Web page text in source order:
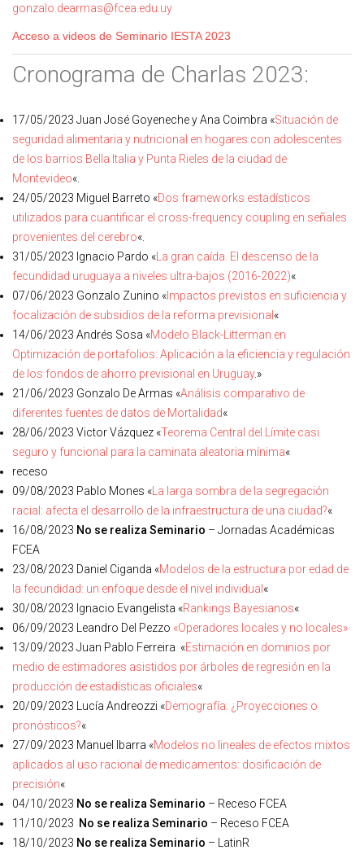
gonzalo.dearmas@fcea.edu.uy
Acceso a videos de Seminario IESTA 2023
Cronograma de Charlas 2023:
17/05/2023 Juan José Goyeneche y Ana Coimbra «Situación de
seguridad alimentaria y nutricional en hogares con adolescentes
de los barrios Bella Italia y Punta Rieles de la ciudad de
Montevideo«.
24/05/2023 Miguel Barreto «Dos frameworks estadísticos
utilizados para cuantificar el cross-frequency coupling en señales
provenientes del cerebro«.
31/05/2023 Ignacio Pardo « La gran caída. El descenso de la
fecundidad uruguaya a niveles ultra-bajos (2016-2022)«
07/06/2023 Gonzalo Zunino « Impactos previstos en suficiencia y
focalización de subsidios de la reforma previsional «
14/06/2023 Andrés Sosa «Modelo Black-Litterman en
Optimización de portafolios: Aplicación a la eficiencia y regulación
de los fondos de ahorro previsional en Uruguay.»
21/06/2023 Gonzalo De Armas «Análisis comparativo de
diferentes fuentes de datos de Mortalidad«
28/06/2023 Victor Vázquez «Teorema Central del Límite casi
seguro y funcional para la caminata aleatoria mínima«
receso
09/08/2023 Pablo Mones « La larga sombra de la segregación
racial: afecta el desarrollo de la infraestructura de una ciudad?«
16/08/2023 No se realiza Seminario – Jornadas Académicas
FCEA
23/08/2023 Daniel Ciganda «Modelos de la estructura por edad de
la fecundidad: un enfoque desde el nivel individual «
30/08/2023 Ignacio Evangelista «Rankings Bayesianos«
06/09/2023 Leandro Del Pezzo «Operadores locales y no locales»
13/09/2023 Juan Pablo Ferreira «Estimación en dominios por
medio de estimadores asistidos por árboles de regresión en la
producción de estadísticas oficiales«
20/09/2023 Lucía Andreozzi «Demografía: ¿Proyecciones o
pronósticos?«
27/09/2023 Manuel Ibarra «Modelos no lineales de efectos mixtos
aplicados al uso racional de medicamentos: dosificación de
precisión«
04/10/2023 No se realiza Seminario – Receso FCEA
11/10/2023 No se realiza Seminario – Receso FCEA
18/10/2023 No se realiza Seminario – LatinR